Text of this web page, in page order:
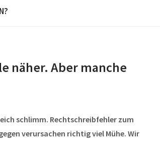
näher. Aber manche
schlimm. Rechtschreibfehler zum
verursachen richtig viel Mühe. Wir